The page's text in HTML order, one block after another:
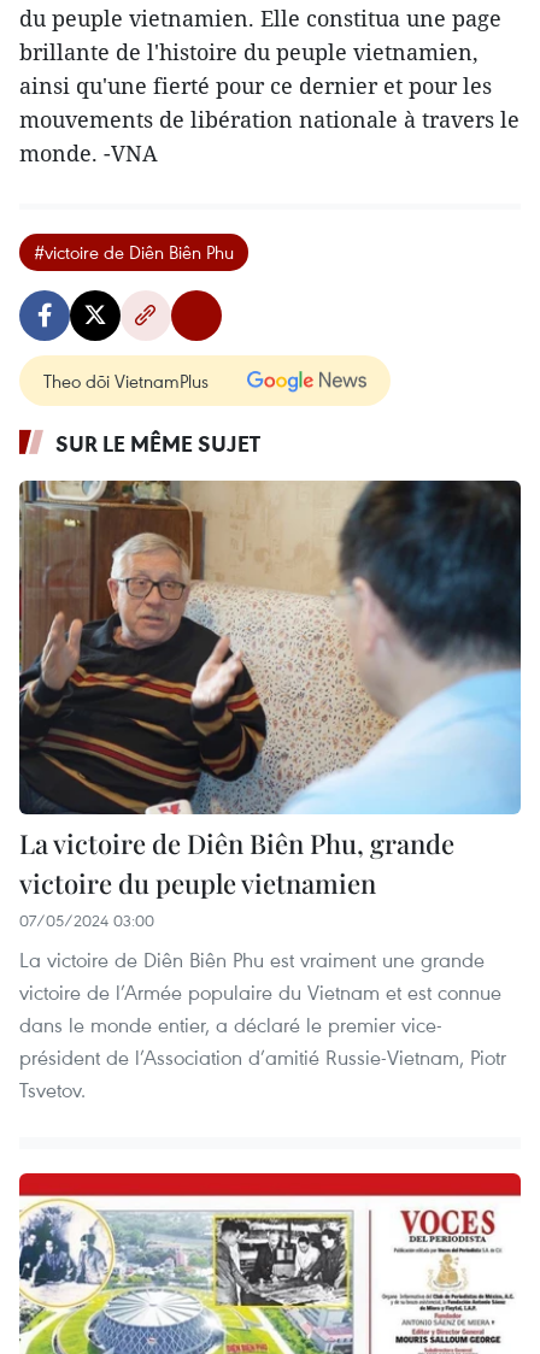
du peuple vietnamien. Elle constitua une page
brillante de l'histoire du peuple vietnamien,
ainsi qu'une fierté pour ce dernier et pour les
mouvements de libération nationale à travers le
monde. -VNA
#victoire de Diên Biên Phu
Theo dõi VietnamPlus
SUR LE MÊME SUJET
La victoire de Diên Biên Phu, grande
victoire du peuple vietnamien
07/05/2024 03:00
La victoire de Diên Biên Phu est vraiment une grande
victoire de l’Armée populaire du Vietnam et est connue
dans le monde entier, a déclaré le premier vice-
président de l’Association d’amitié Russie-Vietnam, Piotr
Tsvetov.